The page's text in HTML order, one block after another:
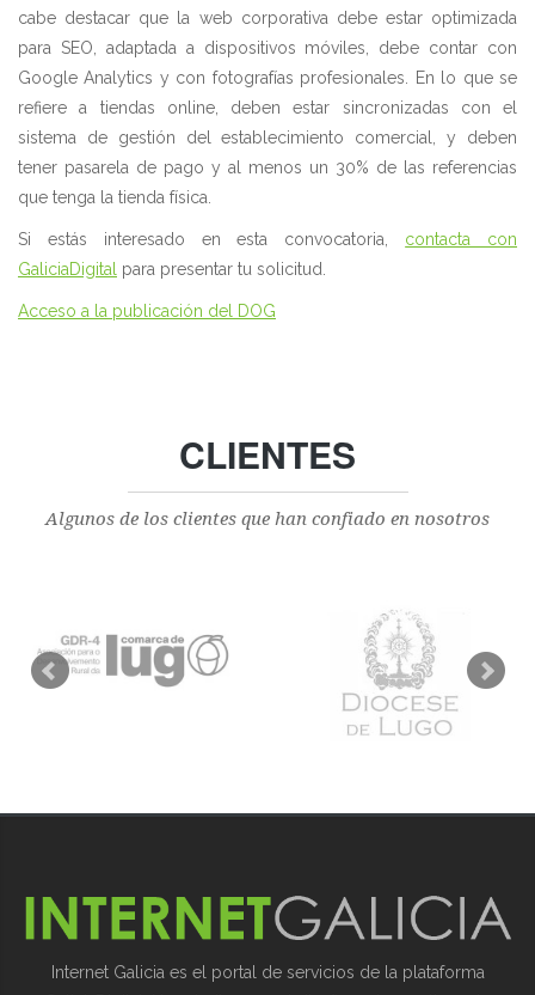
cabe destacar que la web corporativa debe estar optimizada
para SEO, adaptada a dispositivos móviles, debe contar con
Google Analytics y con fotografías profesionales. En lo que se
refiere a tiendas online, deben estar sincronizadas con el
sistema de gestión del establecimiento comercial, y deben
tener pasarela de pago y al menos un 30% de las referencias
que tenga la tienda física.
Si estás interesado en esta convocatoria, contacta con
GaliciaDigital para presentar tu solicitud.
Acceso a la publicación del DOG
CLIENTES
Algunos de los clientes que han confiado en nosotros
Internet Galicia es el portal de servicios de la plataforma